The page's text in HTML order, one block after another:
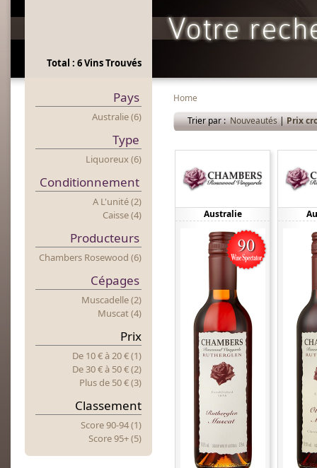
Total : 6 Vins Trouvés
Pays
Australie (6)
Type
Liquoreux (6)
Conditionnement
A L'unité (2)
Caisse (4)
Producteurs
Chambers Rosewood (6)
Cépages
Muscadelle (2)
Muscat (4)
Prix
De 10 €à20 € (1)
De 30 €à 50 € (2)
PlusdE 50 € (3)
Classement
Score 90-94 (1)
Score 95+ (5)
Home
Trier par :Nouveautés|Prix
Australie